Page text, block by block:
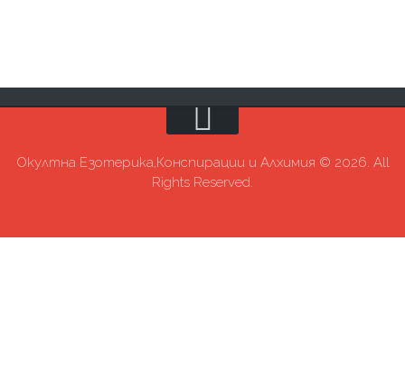
Окултна Езотерика,Конспирации и Алхимия © 2026. All
Rights Reserved.